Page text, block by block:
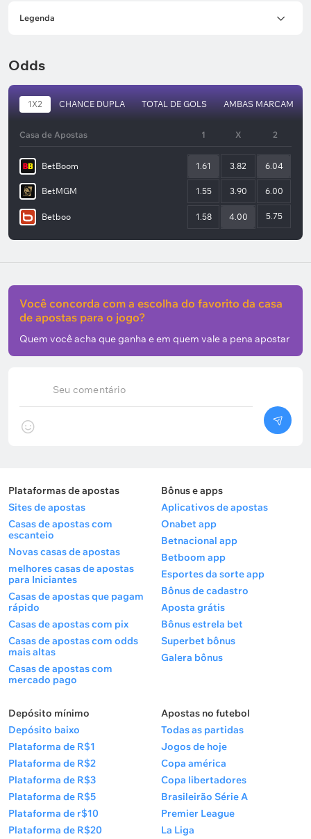
Legenda
Odds
1X2 CHANCE DUPLA TOTAL DE GOLS AMBAS MARCAM
Casa de Apostas 1 X 2
BetBoom 1.61 3.82 6.04
BetMGM 1.55 3.90 6.00
Betboo 1.58 4.00 5.75
Seu comentário
Você concorda com a escolha do favorito da casa
de apostas para o jogo?
Quem você acha que ganha e em quem vale a pena apostar
Plataformas de apostas
Sites de apostas
Casas de apostas com
escanteio
Novas casas de apostas
melhores casas de apostas
para Iniciantes
Casas de apostas que pagam
rápido
Casas de apostas com pix
Casas de apostas com odds
mais altas
Casas de apostas com
mercado pago
Bônus e apps
Aplicativos de apostas
Onabet app
Betnacional app
Betboom app
Esportes da sorte app
Bônus de cadastro
Aposta grátis
Bônus estrela bet
Superbet bônus
Galera bônus
Depósito mínimo
Depósito baixo
Plataforma de R$1
Plataforma de R$2
Plataforma de R$3
Plataforma de R$5
Plataforma de r$10
Plataforma de R$20
Apostas no futebol
Todas as partidas
Jogos de hoje
Copa américa
Copa libertadores
Brasileirão Série A
Premier League
La Liga